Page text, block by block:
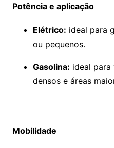
Potência e aplicação
Elétrico: ideal para
ou pequenos.
Gasolina: ideal
densos e áreas
Mobilidade